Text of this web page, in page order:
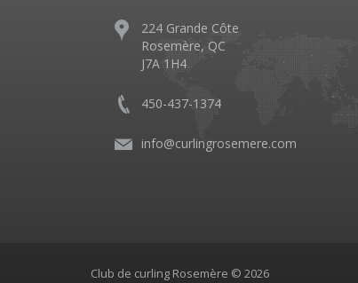
224 Grande Côte
Rosemère, QC
J7A 1H4
450-437-1374
info@curlingrosemere.com
Club de curling Rosemère © 2026